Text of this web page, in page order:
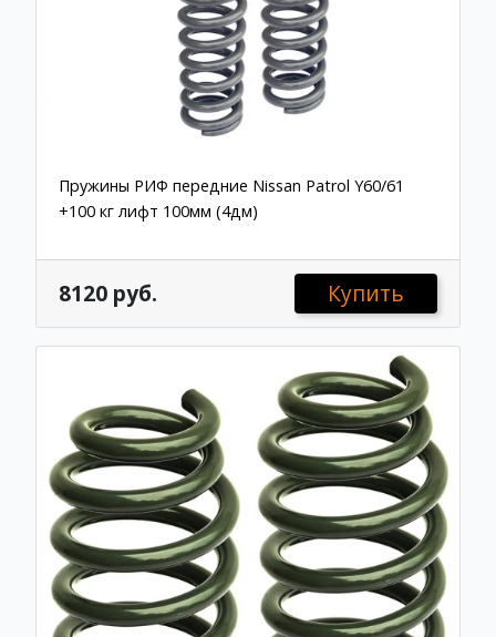
Пружины РИФ передние Nissan Patrol Y60/61
+100 кг лифт 100мм (4дм)
8120 руб. Купить